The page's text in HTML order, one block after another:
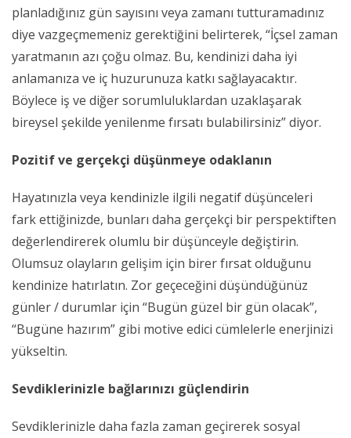
planladığınız gün sayısını veya zamanı tutturamadınız
diye vazgeçmemeniz gerektiğini belirterek, “İçsel zaman
yaratmanın azı çoğu olmaz. Bu, kendinizi daha iyi
anlamanıza ve iç huzurunuza katkı sağlayacaktır.
Böylece iş ve diğer sorumluluklardan uzaklaşarak
bireysel şekilde yenilenme fırsatı bulabilirsiniz” diyor.
Pozitif ve gerçekçi düşünmeye odaklanın
Hayatınızla veya kendinizle ilgili negatif düşünceleri
fark ettiğinizde, bunları daha gerçekçi bir perspektiften
değerlendirerek olumlu bir düşünceyle değiştirin.
Olumsuz olayların gelişim için birer fırsat olduğunu
kendinize hatırlatın. Zor geçeceğini düşündüğünüz
günler / durumlar için “Bugün güzel bir gün olacak”,
“Bugüne hazırım” gibi motive edici cümlelerle enerjinizi
yükseltin.
Sevdiklerinizle bağlarınızı güçlendirin
Sevdiklerinizle daha fazla zaman geçirerek sosyal